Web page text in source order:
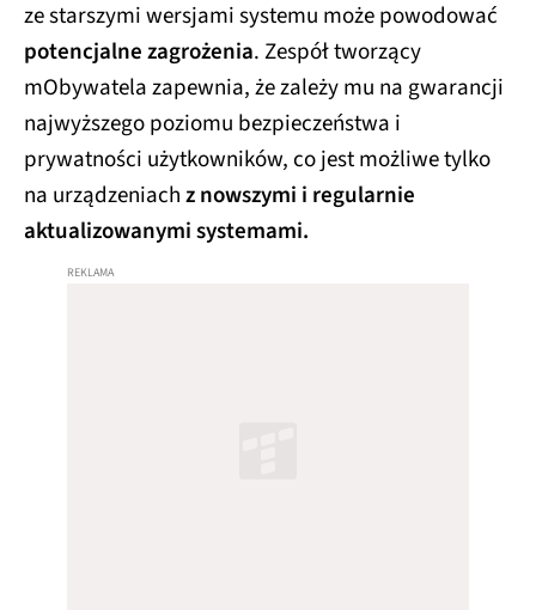
ze starszymi wersjami systemu może powodować
potencjalne zagrożenia. Zespół tworzący
mObywatela zapewnia, że zależy mu na gwarancji
najwyższego poziomu bezpieczeństwa i
prywatności użytkowników, co jest możliwe tylko
na urządzeniach z nowszymi i regularnie
aktualizowanymi systemami.